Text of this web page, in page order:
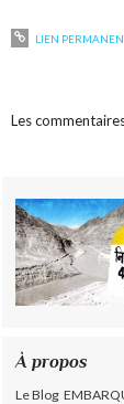
LIEN
Les
À propos
Le Blog